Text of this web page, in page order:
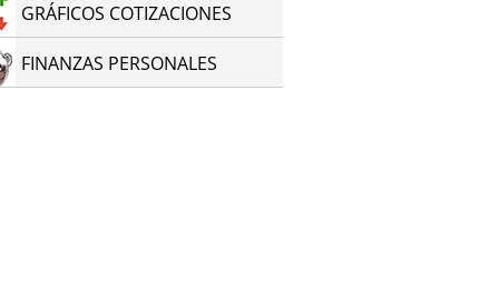
GRÁFICOS COTIZACIONES
FINANZAS PERSONALES